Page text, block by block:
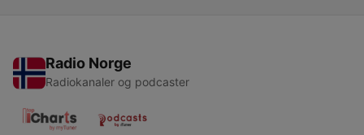
Radio Norge
Radiokanaler og podcaster